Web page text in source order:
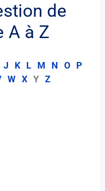
de
A à Z
J K L M N O
P
W XY Z